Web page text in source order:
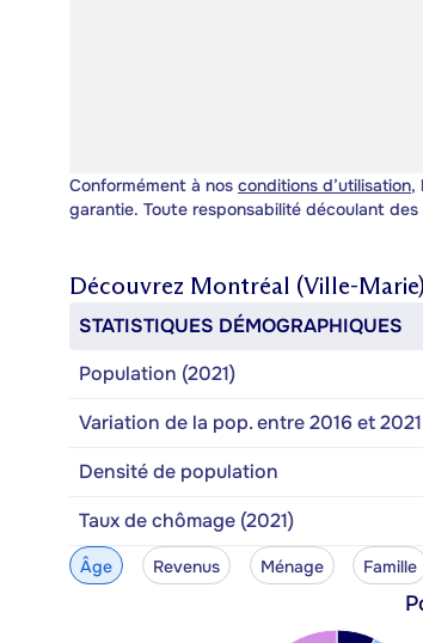
Conformément à nos conditions d’utilisation,
garantie. Toute responsabilité découlant
Découvrez Montréal (Ville-Marie)
STATISTIQUES DÉMOGRAPHIQUES
Population (2021)
Variation de la pop. entre 2016 et 2021
Densité de population
Taux de chômage (2021)
Âge Revenus Ménage Famille